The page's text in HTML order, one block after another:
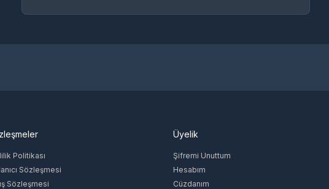
Politikası
Sözleşmesi
Sözleşmesi
Üyelik
Şifremi Unuttum
Hesabım
Cüzdanım